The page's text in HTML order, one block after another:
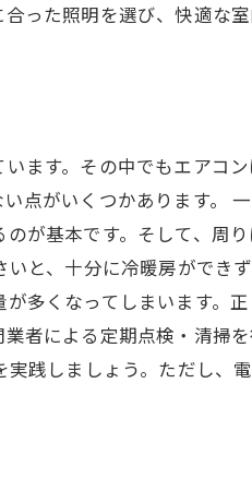
った照明を選び、快適な室
ます。その中でもエアコ
点がいくつかあります。
が基本です。そして、周
と、十分に冷暖房ができ
多くなってしまいます。
者による定期点検・清掃
践しましょう。ただし、